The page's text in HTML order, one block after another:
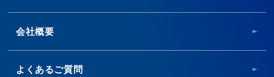
会社概要
よくあるご質問